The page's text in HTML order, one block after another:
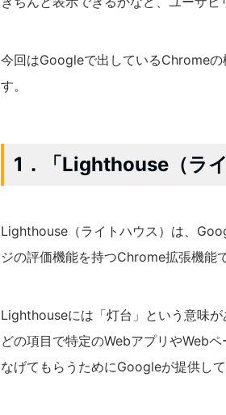
今回はGoogleで出しているChrome
す。
1．「Lighthouse（ラ
Lighthouse（ライトハウス）は、
ジの評価機能を持つChrome拡張機能で
Lighthouseには「灯台」という意味
どの項目で特定のWebアプリやWeb
なげてもらうためにGoogleが提供して